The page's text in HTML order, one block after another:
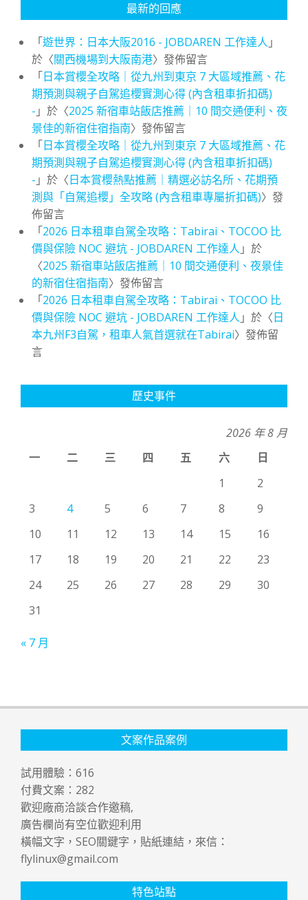
最新的回應
「遊世界：日本大阪2016 - JOBDAREN 工作達人 」
於〈關西機場到大阪南港〉發佈留言
「日本賞櫻全攻略｜從九州到東京 7 大區域推薦、花
期預測與親子自駕追櫻實測心得 (內含租車折扣碼)
- 」於〈2025 新宿車站飯店推薦｜10 間交通便利、夜
景佳的新宿住宿指南〉發佈留言
「日本賞櫻全攻略｜從九州到東京 7 大區域推薦、花
期預測與親子自駕追櫻實測心得 (內含租車折扣碼)
- 」於〈日本賞櫻熱點推薦｜精選必訪名所、花期預
測與「自駕追櫻」全攻略 (內含租車專屬折扣碼)〉發
佈留言
「2026 日本租車自駕全攻略：Tabirai、TOCOO 比
價與保險 NOC 避坑 - JOBDAREN 工作達人 」於
〈2025 新宿車站飯店推薦｜10 間交通便利、夜景佳
的新宿住宿指南〉發佈留言
「2026 日本租車自駕全攻略：Tabirai、TOCOO 比
價與保險 NOC 避坑 - JOBDAREN 工作達人 」於〈日
本九州F3自駕，租車人氣首選就在Tabirai〉發佈留
言
歷史事件
2026 年 8 月
一
二 三 四 五 六
日
1
2
3
4 5 6 7 8
9
10
11 12 13 14 15
16
17
18 19 20 21 22
23
24
25 26 27 28 29
30
31
« 7 月
文案作品案例
試用體驗： 616
付費文案： 282
歡迎廠商洽談合作邀稿,
廣告欄尚有空位歡迎利用
橫幅文字，SEO關鍵字，貼紙連結，來信：
flylinux@gmail.com
特色站點